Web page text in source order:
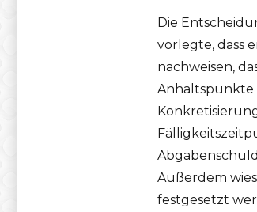
Die
vorlegte, dass
nachweisen,
Anhaltspunkte
Außerdem
festgesetzt